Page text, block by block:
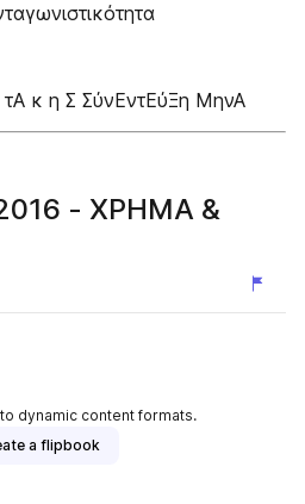
κ η Σ ΣύνΕντΕύΞη ΜηνΑ
- ΧΡΗΜΑ &
publisher
dynamic content formats.
a flipbook